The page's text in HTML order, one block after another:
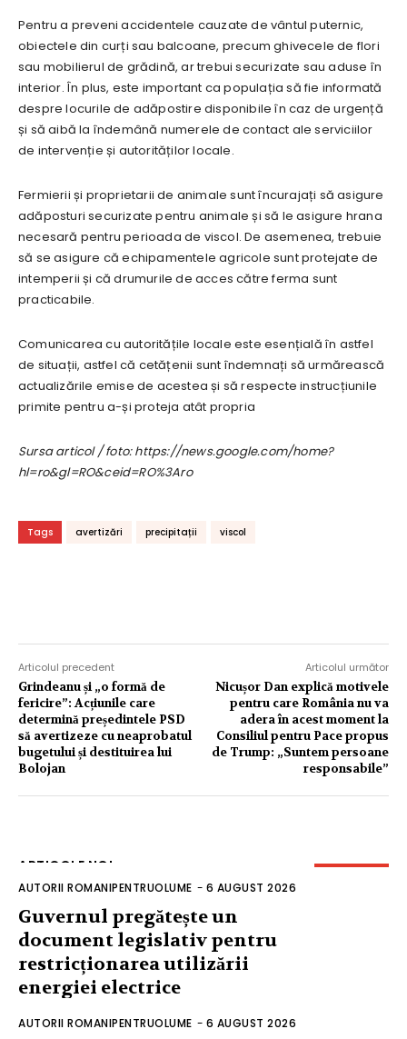
Pentru a preveni accidentele cauzate de vântul puternic,
obiectele din curți sau balcoane, precum ghivecele de flori
sau mobilierul de grădină, ar trebui securizate sau aduse în
interior. În plus, este important ca populația să fie informată
despre locurile de adăpostire disponibile în caz de urgență
și să aibă la îndemână numerele de contact ale serviciilor
de intervenție și autorităților locale.
Fermierii și proprietarii de animale sunt încurajați să asigure
adăposturi securizate pentru animale și să le asigure hrana
necesară pentru perioada de viscol. De asemenea, trebuie
să se asigure că echipamentele agricole sunt protejate de
intemperii și că drumurile de acces către ferma sunt
practicabile.
Comunicarea cu autoritățile locale este esențială în astfel
de situații, astfel că cetățenii sunt îndemnați să urmărească
actualizările emise de acestea și să respecte instrucțiunile
primite pentru a-și proteja atât propria
Sursa articol / foto: https://news.google.com/home?
hl=ro&gl=RO&ceid=RO%3Aro
Tags avertizări precipitații viscol
Articolul precedent
Grindeanu și „o formă de
fericire”: Acțiunile care
determină președintele PSD
să avertizeze cu neaprobatul
bugetului și destituirea lui
Bolojan
Articolul următor
Nicușor Dan explică motivele
pentru care România nu va
adera în acest moment la
Consiliul pentru Pace propus
de Trump: „Suntem persoane
responsabile”
ARTICOLE NOI
AUTORII ROMANIPENTRUOLUME - 6 AUGUST 2026
Guvernul pregătește un
document legislativ pentru
restricționarea utilizării
energiei electrice
AUTORII ROMANIPENTRUOLUME - 6 AUGUST 2026